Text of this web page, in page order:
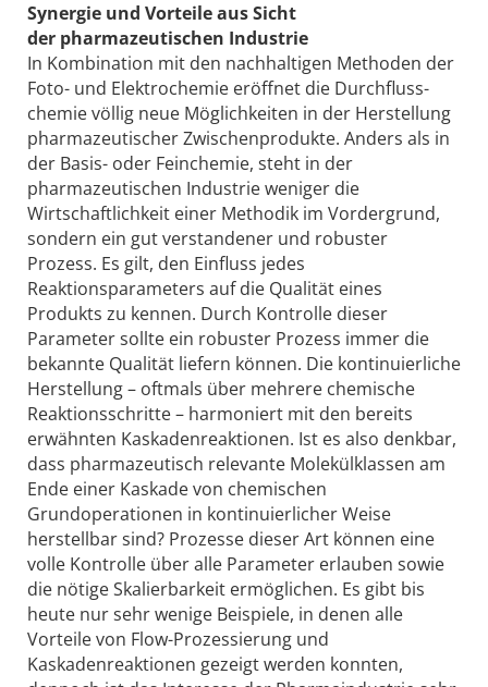
Synergie und Vorteile aus Sicht
der pharmazeutischen Industrie
In Kombination mit den nachhaltigen Methoden der
Foto- und Elektrochemie eröffnet die Durchfluss­
chemie völlig neue Möglichkeiten in der Herstellung
pharmazeutischer Zwischenprodukte. Anders als in
der Basis- oder Feinchemie, steht in der
pharmazeutischen Industrie weniger die
Wirtschaftlichkeit einer Methodik im Vordergrund,
sondern ein gut verstandener und robuster
Prozess. Es gilt, den Einfluss jedes
Reaktionsparameters auf die Qualität eines
Produkts zu kennen. Durch Kontrolle dieser
Parameter sollte ein robuster Prozess immer die
bekannte Qualität liefern können. Die kontinuierliche
Herstellung – oftmals über mehrere chemische
Reaktionsschritte – harmoniert mit den bereits
erwähnten Kaskadenreaktionen. Ist es also denkbar,
dass pharmazeutisch relevante Molekülklassen am
Ende einer Kaskade von chemischen
Grundoperationen in kontinuierlicher Weise
herstellbar sind? Prozesse dieser Art können eine
volle Kontrolle über alle Parameter erlauben sowie
die nötige Skalierbarkeit ermöglichen. Es gibt bis
heute nur sehr wenige Beispiele, in denen alle
Vorteile von Flow-Prozessierung und
Kaskadenreaktionen gezeigt werden konnten,